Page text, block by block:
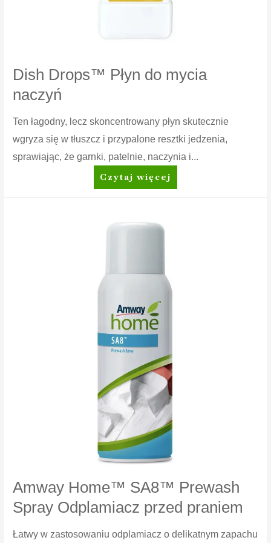
Dish Drops™ Płyn do mycia
naczyń
Ten łagodny, lecz skoncentrowany płyn skutecznie
wgryza się w tłuszcz i przypalone resztki jedzenia,
sprawiając, że garnki, patelnie, naczynia i...
Dish
Drops™
Czytaj więcej
Amway Home™ SA8™ Prewash
Spray Odplamiacz przed praniem
Łatwy w zastosowaniu odplamiacz o delikatnym zapachu